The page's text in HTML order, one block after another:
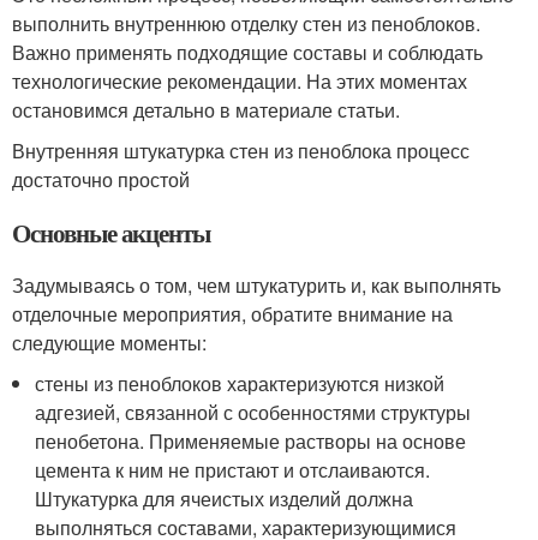
выполнить внутреннюю отделку стен из пеноблоков.
Важно применять подходящие составы и соблюдать
технологические рекомендации. На этих моментах
остановимся детально в материале статьи.
Внутренняя штукатурка стен из пеноблока процесс
достаточно простой
Основные акценты
Задумываясь о том, чем штукатурить и, как выполнять
отделочные мероприятия, обратите внимание на
следующие моменты:
стены из пеноблоков характеризуются низкой
адгезией, связанной с особенностями структуры
пенобетона. Применяемые растворы на основе
цемента к ним не пристают и отслаиваются.
Штукатурка для ячеистых изделий должна
выполняться составами, характеризующимися